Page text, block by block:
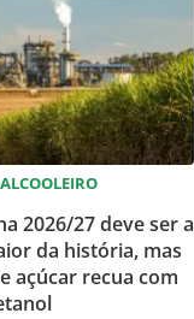
2026/27 deve ser a
da história, mas
açúcar recua com